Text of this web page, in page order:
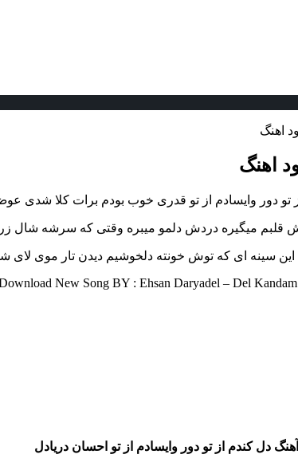
اهنگ
اهنگ
تو دور وایسادم از تو قدری خوب بودم برات کلا شدی
قلبم میگیره دردش دلمو میبره وقتی که سرشه شال
سینه ای که توش خونته دلخوشیم دیدن تار موی لای
New Song BY : Ehsan Daryadel – Del
دل کندم از تو دور وایسادم از تو احسان دریادل